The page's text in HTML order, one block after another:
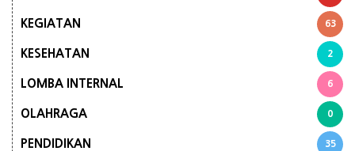
KEGIATAN 63
KESEHATAN 2
LOMBA INTERNAL 6
OLAHRAGA 0
PENDIDIKAN 35